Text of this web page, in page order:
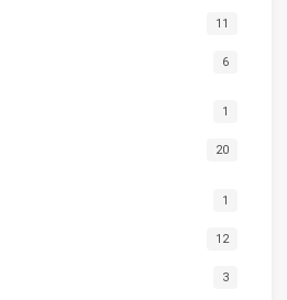
11
6
1
20
1
12
3